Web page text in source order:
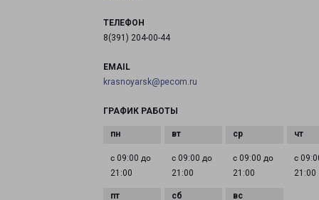
ТЕЛЕФОН
8(391) 204-00-44
EMAIL
krasnoyarsk@pecom.ru
ГРАФИК РАБОТЫ
с 09:00 до
21:00
с 09:00 до
21:00
с 09:00 до
21:00
с
21:00